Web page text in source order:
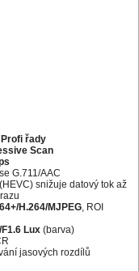
řady
Scan
G.711/AAC
(HEVC) snižuje datový tok až
H.264/MJPEG, ROI
Lux (barva)
jasových rozdílů